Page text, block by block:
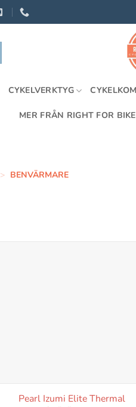
CYKELVERKTYG
MER FRÅN RIGHT FOR BIKE
> BENVÄRMARE
Pearl Izumi Elite Thermal